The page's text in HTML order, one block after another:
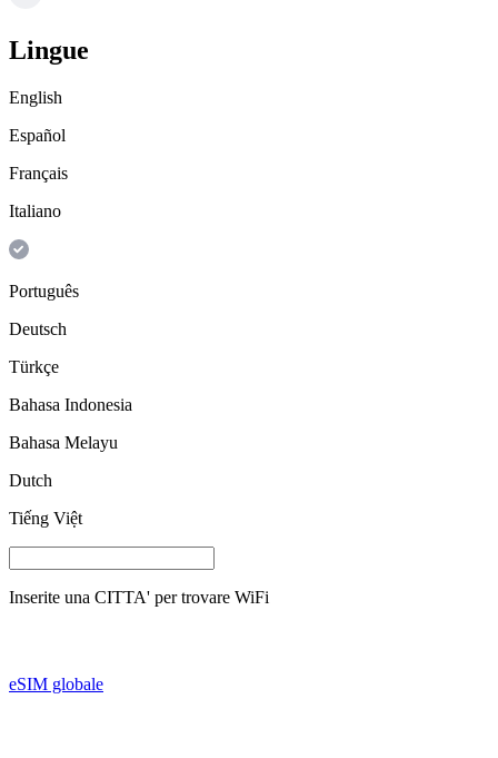
Lingue
English
Español
Français
Italiano
Português
Deutsch
Türkçe
Bahasa Indonesia
Bahasa Melayu
Dutch
Tiếng Việt
Inserite una CITTA' per trovare WiFi
eSIM globale